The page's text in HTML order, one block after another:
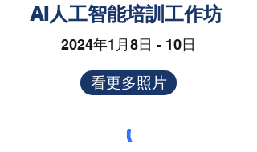
AI人工智能培訓工作坊
2024年1月8日 - 10日
看更多照片